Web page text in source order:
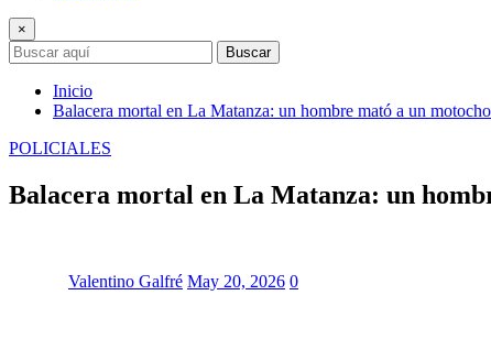
×
Buscar
Inicio
Balacera mortal en La Matanza: un hombre mató a un
POLICIALES
Balacera mortal en La Matanza: un
Valentino Galfré May 20, 2026 0